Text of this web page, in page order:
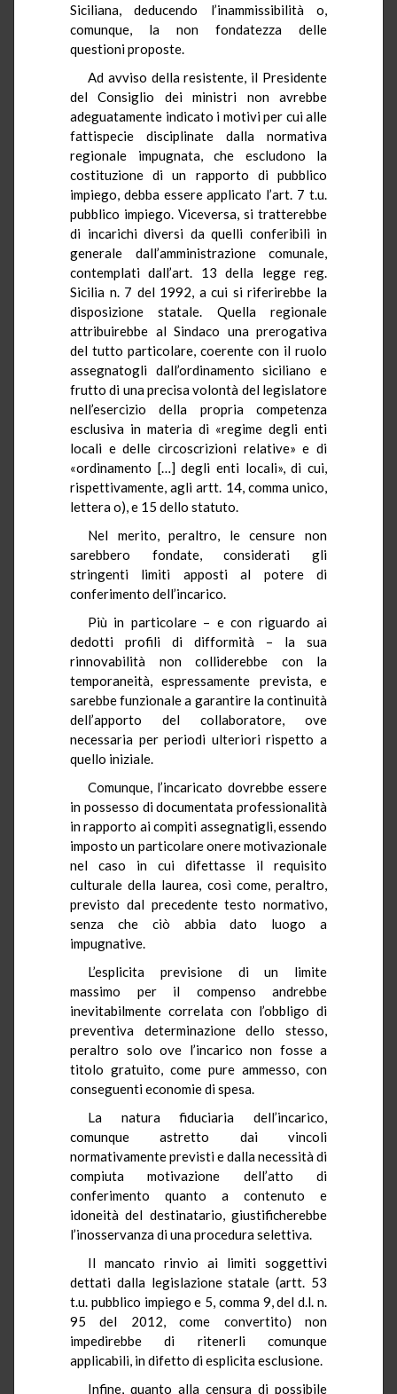
Siciliana, deducendo l’inammissibilità o,
comunque, la non fondatezza delle
questioni proposte.
Ad avviso della resistente, il Presidente
del Consiglio dei ministri non avrebbe
adeguatamente indicato i motivi per cui alle
fattispecie disciplinate dalla normativa
regionale impugnata, che escludono la
costituzione di un rapporto di pubblico
impiego, debba essere applicato l’art. 7 t.u.
pubblico impiego. Viceversa, si tratterebbe
di incarichi diversi da quelli conferibili in
generale dall’amministrazione comunale,
contemplati dall’art. 13 della legge reg.
Sicilia n. 7 del 1992, a cui si riferirebbe la
disposizione statale. Quella regionale
attribuirebbe al Sindaco una prerogativa
del tutto particolare, coerente con il ruolo
assegnatogli dall’ordinamento siciliano e
frutto di una precisa volontà del legislatore
nell’esercizio della propria competenza
esclusiva in materia di «regime degli enti
locali e delle circoscrizioni relative» e di
«ordinamento […] degli enti locali», di cui,
rispettivamente, agli artt. 14, comma unico,
lettera o), e 15 dello statuto.
Nel merito, peraltro, le censure non
sarebbero fondate, considerati gli
stringenti limiti apposti al potere di
conferimento dell’incarico.
Più in particolare – e con riguardo ai
dedotti profili di difformità – la sua
rinnovabilità non colliderebbe con la
temporaneità, espressamente prevista, e
sarebbe funzionale a garantire la continuità
dell’apporto del collaboratore, ove
necessaria per periodi ulteriori rispetto a
quello iniziale.
Comunque, l’incaricato dovrebbe essere
in possesso di documentata professionalità
in rapporto ai compiti assegnatigli, essendo
imposto un particolare onere motivazionale
nel caso in cui difettasse il requisito
culturale della laurea, così come, peraltro,
previsto dal precedente testo normativo,
senza che ciò abbia dato luogo a
impugnative.
L’esplicita previsione di un limite
massimo per il compenso andrebbe
inevitabilmente correlata con l’obbligo di
preventiva determinazione dello stesso,
peraltro solo ove l’incarico non fosse a
titolo gratuito, come pure ammesso, con
conseguenti economie di spesa.
La natura fiduciaria dell’incarico,
comunque astretto dai vincoli
normativamente previsti e dalla necessità di
compiuta motivazione dell’atto di
conferimento quanto a contenuto e
idoneità del destinatario, giustificherebbe
l’inosservanza di una procedura selettiva.
Il mancato rinvio ai limiti soggettivi
dettati dalla legislazione statale (artt. 53
t.u. pubblico impiego e 5, comma 9, del d.l. n.
95 del 2012, come convertito) non
impedirebbe di ritenerli comunque
applicabili, in difetto di esplicita esclusione.
Infine, quanto alla censura di possibile